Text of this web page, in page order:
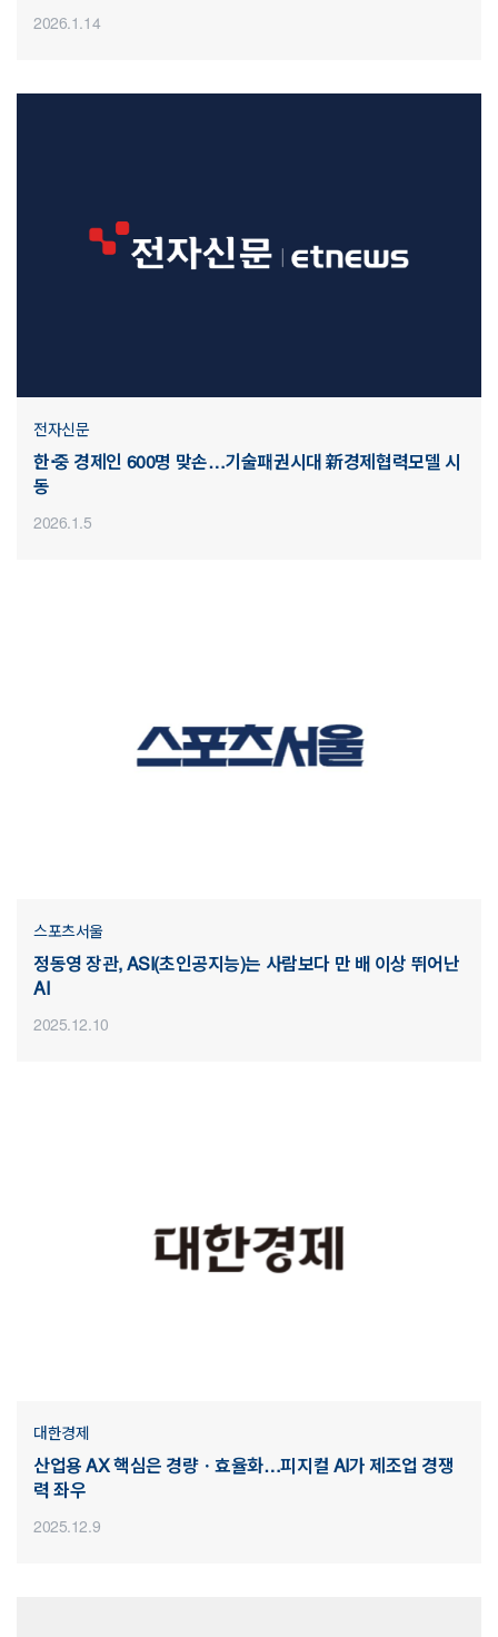
2026.1.14
전자신문
한·중 경제인 600명 맞손…기술패권시대 新경제협력모델 시
동
2026.1.5
스포츠서울
정동영 장관, ASI(초인공지능)는 사람보다 만 배 이상 뛰어난
AI
2025.12.10
대한경제
산업용 AX 핵심은 경량ㆍ효율화…피지컬 AI가 제조업 경쟁
력 좌우
2025.12.9